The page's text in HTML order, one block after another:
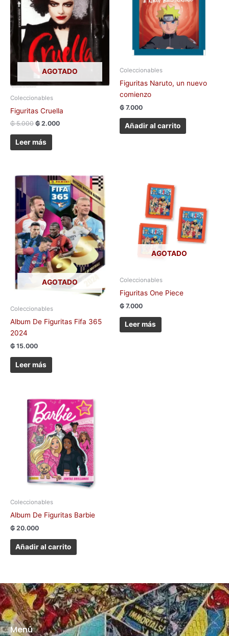
AGOTADO
Coleccionables
Figuritas Cruella
₲5.000 ₲ 2.000
Leer más
Coleccionables
Figuritas Naruto, un nuevo
comienzo
₲ 7.000
Añadir al carrito
AGOTADO
Coleccionables
Album De Figuritas Fifa 365
2024
₲ 15.000
Leer más
AGOTADO
Coleccionables
Figuritas One Piece
₲ 7.000
Leer más
Coleccionables
Album De Figuritas Barbie
₲ 20.000
Añadir al carrito
Menú